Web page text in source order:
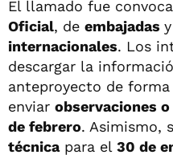
El llamado fue
Oficial, de embajadas y
internacionales. Los
descargar la
anteproyecto de forma
enviar observaciones
de febrero. Asimismo,
técnicapara el 30 de